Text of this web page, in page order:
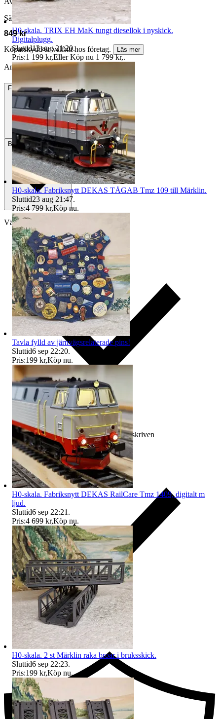
Såld för
849 kr
Köparskydd är valfritt hos företag.
Läs mer
Annonsen är avslutad. Såld med Köp nu.
FraktFrån 59 kr
Betalning Via Tradera
Välj till köparskydd
Ersättning om varan inte är som beskriven
Ersättning om du inte får din vara
H0-skala. TRIX EH MaK tungt diesellok i nyskick.
Digitalplugg.
Sluttid13 aug 21:20.
Pris:1 199 kr,Eller Köp nu 1 799 kr,.
H0-skala. Fabriksnytt DEKAS TÅGAB Tmz 109 till Märklin.
Sluttid23 aug 21:47.
Pris:4 799 kr,Köp nu.
Tavla fylld av järnvägsrelaterade pins!
Sluttid6 sep 22:20.
Pris:199 kr,Köp nu.
H0-skala. Fabriksnytt DEKAS RailCare Tmz 1409, digitalt m
ljud.
Sluttid6 sep 22:21 .
Pris:4 699 kr,Köp nu.
H0-skala. 2 st Märklin raka broar i bruksskick.
Sluttid6 sep 22:23.
Pris:199 kr,Köp nu.